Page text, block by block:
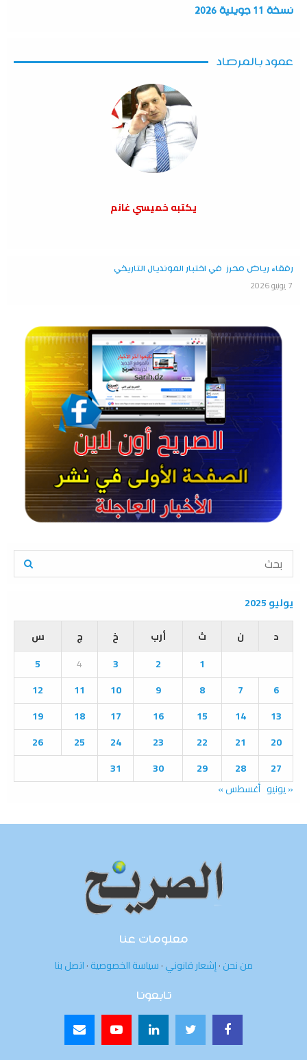
نسخة 11 جويلية 2026
عمود بالمرصاد
يكتبه خميسي غانم
رفقاء رياض محرز في اختبار المونديال التاريخي
7 يونيو 2026
S
r
c
o
E
A
R
C
H
يوليو 2025
د
ن ث أرب خ ج
س
1
2
3
4
5
6
7
8
9
10
11
12
13
14
15
16
17
18
19
20
21
22
23
24
25
26
27
28
29
30
31
« يونيو أغسطس »
معلومات عنا
من نحن·إشعار قانوني·سياسة الخصوصية·اتصل بنا
تابعونا